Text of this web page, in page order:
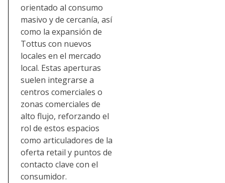
orientado al consumo
masivo y de cercanía, así
como la expansión de
Tottus con nuevos
locales en el mercado
local. Estas aperturas
suelen integrarse a
centros comerciales o
zonas comerciales de
alto flujo, reforzando el
rol de estos espacios
como articuladores de la
oferta retail y puntos de
contacto clave con el
consumidor.